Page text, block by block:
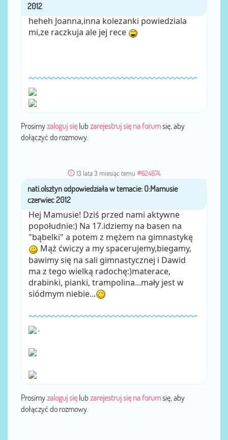
heheh Joanna,inna kolezanki powiedziala
mi,ze raczkuja ale jej rece
Prosimyzaloguj sięlub zarejestruj się na forumsię, aby
dołączyć do rozmowy.
13 lata 3 miesiąc temu #624674
przeznati.olsztyn
Hej Mamusie! Dziś przed nami aktywne
popołudnie:) Na 17.idziemy na basen na
"bąbelki" a potem z mężem na gimnastykę
Mąż ćwiczy a my spacerujemy,biegamy,
bawimy się na sali gimnastycznej i Dawid
ma z tego wielką radochę:)materace,
drabinki, pianki, trampolina...mały jest w
siódmym niebie...
,
Prosimyzaloguj sięlub zarejestruj się na forumsię, aby
dołączyć do rozmowy.